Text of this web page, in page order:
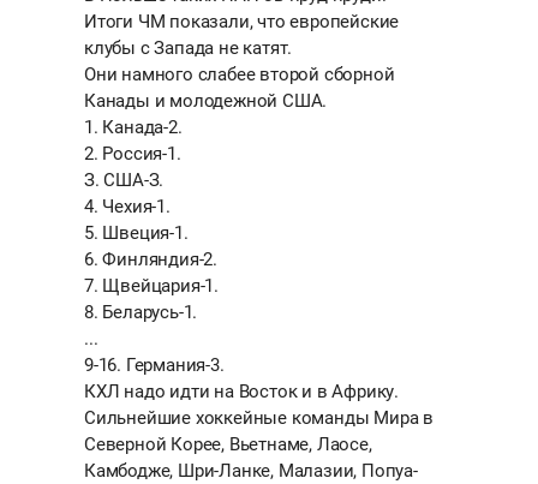
Итоги ЧМ показали, что европейские
клубы с Запада не катят.
Они намного слабее второй сборной
Канады и молодежной США.
1. Канада-2.
2. Россия-1.
З. США-З.
4. Чехия-1.
5. Швеция-1.
6. Финляндия-2.
7. Щвейцария-1.
8. Беларусь-1.
...
9-16. Германия-3.
КХЛ надо идти на Восток и в Африку.
Сильнейшие хоккейные команды Мира в
Северной Корее, Вьетнаме, Лаосе,
Камбодже, Шри-Ланке, Малазии, Попуа-